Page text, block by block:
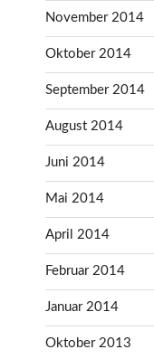
November 2014
Oktober 2014
September 2014
August 2014
Juni 2014
Mai 2014
April 2014
Februar 2014
Januar 2014
Oktober 2013